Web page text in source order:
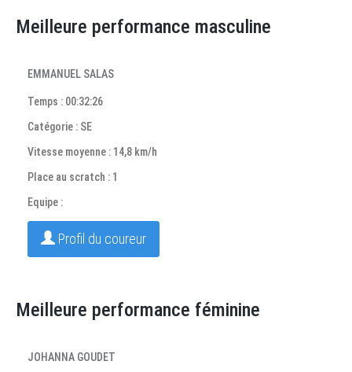
Meilleure performance masculine
EMMANUEL SALAS
Temps : 00:32:26
Catégorie : SE
Vitesse moyenne : 14,8 km/h
Place au scratch : 1
Equipe :
Profil du coureur
Meilleure performance féminine
JOHANNA GOUDET